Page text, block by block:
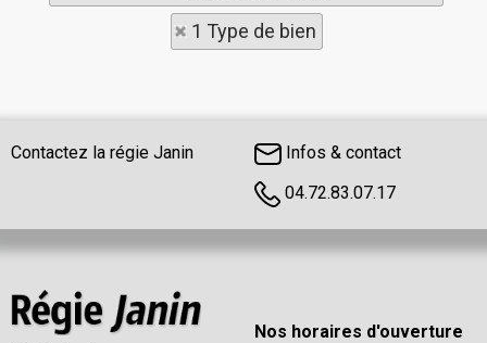
1 Type de bien
Contactez la régie Janin
Infos & contact
04.72.83.07.17
Nos horaires d'ouverture